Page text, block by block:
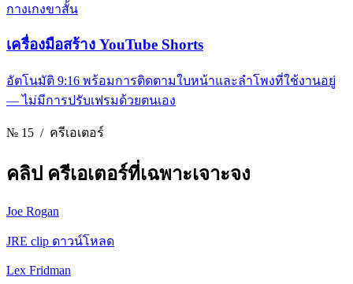
กางเกงขาสั้น
เครื่องมือสร้าง YouTube Shorts
อัตโนมัติ 9:16 พร้อมการติดตามใบหน้าและลําโพงที่ใช้งานอยู่
— ไม่มีการปรับเฟรมด้วยตนเอง
№ 15 / ครีเอเตอร์
คลิป ครีเอเตอร์ที่เฉพาะเจาะจง
Joe Rogan
JRE clip ดาวน์โหลด
Lex Fridman